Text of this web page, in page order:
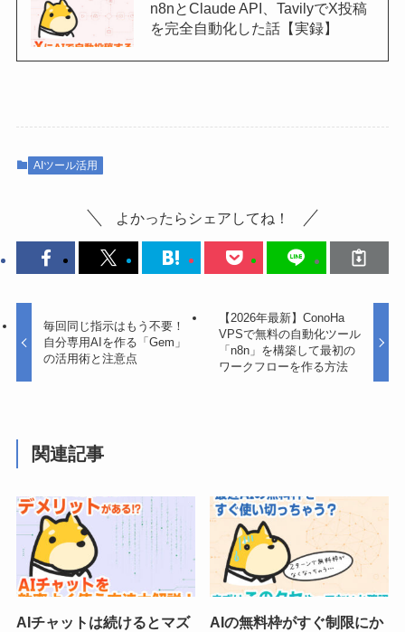
n8nとClaude API、TavilyでX投稿
を完全自動化した話【実録】
AIツール活用
よかったらシェアしてね！
毎回同じ指示はもう不要！
自分専用AIを作る「Gem」
の活用術と注意点
【2026年最新】ConoHa
VPSで無料の自動化ツール
「n8n」を構築して最初の
ワークフローを作る方法
関連記事
AIチャットは続けるとマズ
AIの無料枠がすぐ制限にか